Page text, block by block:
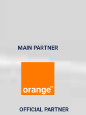
MAIN PARTNER
OFFICIAL PARTNER